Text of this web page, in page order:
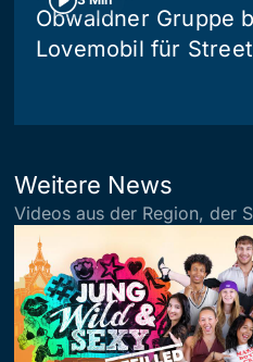
Obwaldner Gruppe
Lovemobil für
Weitere News
Videos aus der Region, der